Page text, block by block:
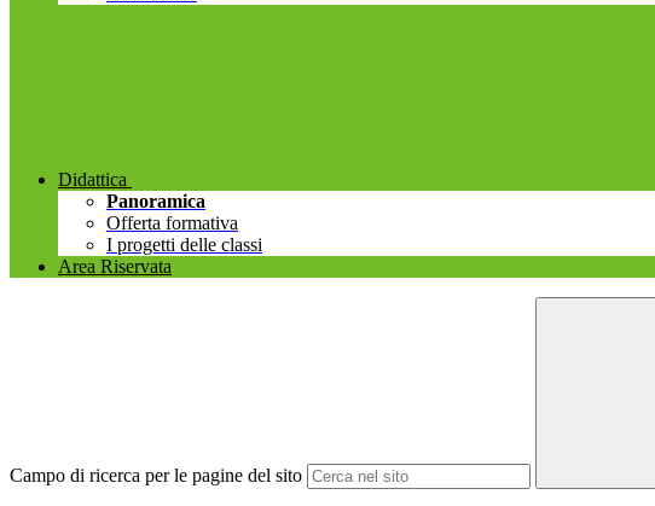
Didattica
Panoramica
Offerta formativa
I progetti delle classi
Area Riservata
Campo di ricerca per le pagine del sito